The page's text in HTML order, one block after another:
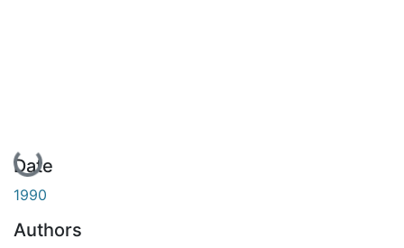
Date
1990
Authors